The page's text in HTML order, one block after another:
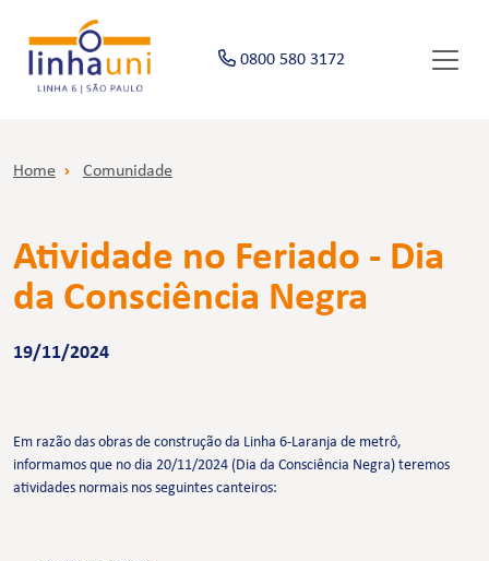
0800 580 3172
Home Comunidade
Atividade no Feriado - Dia
da Consciência Negra
19/11/2024
Em razão das obras de construção da Linha 6-Laranja de metrô,
informamos que no dia 20/11/2024 (Dia da Consciência Negra) teremos
atividades normais nos seguintes canteiros: